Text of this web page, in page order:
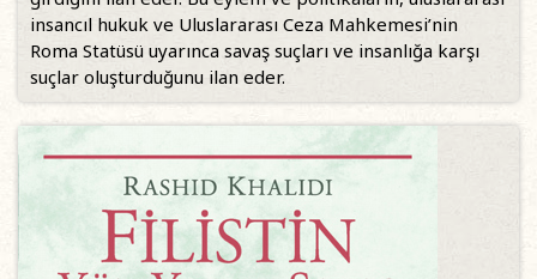
insancıl hukuk ve Uluslararası Ceza Mahkemesi’nin
Roma Statüsü uyarınca savaş suçları ve insanlığa karşı
suçlar oluşturduğunu ilan eder.